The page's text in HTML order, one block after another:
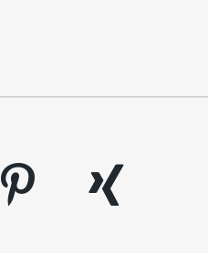
pinterest
xing